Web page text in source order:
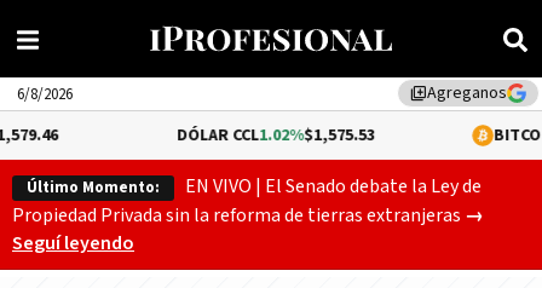
library_addAgreganos
6/8/2026
1.02%$1,575.53 -0.13%
Último Momento:
EN VIVO | El Senado debate la Ley de
Propiedad Privada sin la reforma de tierras extranjeras →
Seguí leyendo